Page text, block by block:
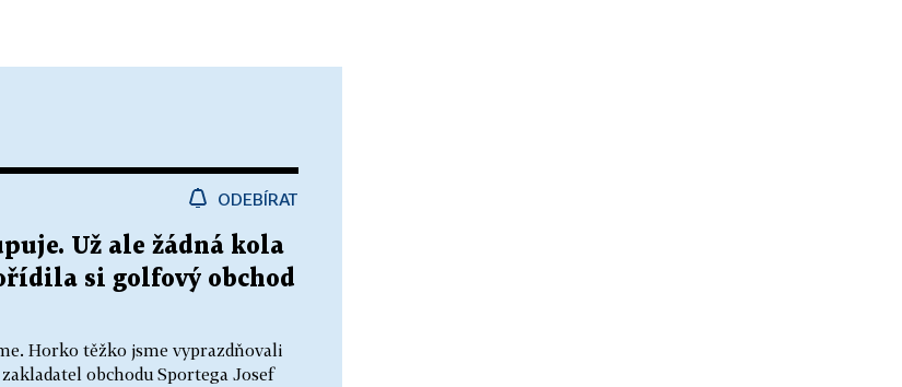
ODEBÍRAT
Už ale žádná kola
si golfový obchod
Horko těžko jsme vyprazdňovali
obchodu Sportega Josef